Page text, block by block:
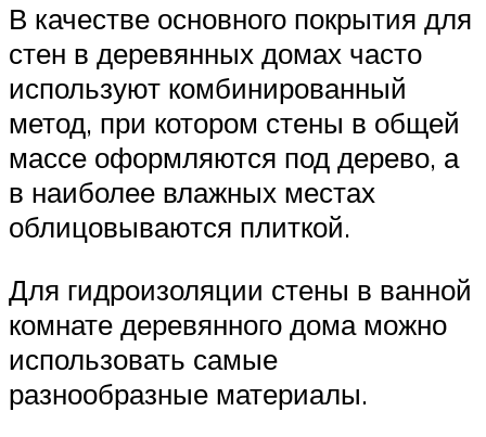
В качестве основного покрытия для
стен в деревянных домах часто
используют комбинированный
метод, при котором стены в общей
массе оформляются под дерево, а
в наиболее влажных местах
облицовываются плиткой.
Для гидроизоляции стены в ванной
комнате деревянного дома можно
использовать самые
разнообразные материалы.